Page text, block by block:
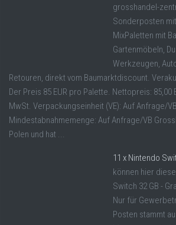
grosshandel-
Sonderposten
MixPaletten mit
Gartenmöbeln,
Werkzeugen,
Retouren, direkt vom Baumarktdiscount.
Der Preis 85 EUR pro Palette. Nettopreis: 85,00
MwSt. Verpackungseinheit (VE): Auf Anfrage/VB
Mindestabnahmemenge: Auf Anfrage/VB
Polen und hat ...
11 x Nintendo
können hier
Switch 32 GB -
Nur für
Posten stammt